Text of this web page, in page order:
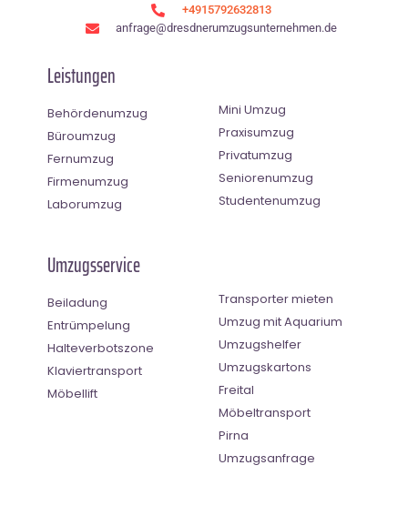
+4915792632813
anfrage@dresdnerumzugsunternehmen.de
Leistungen
Behördenumzug
Büroumzug
Fernumzug
Firmenumzug
Laborumzug
Mini Umzug
Praxisumzug
Privatumzug
Seniorenumzug
Studentenumzug
Umzugsservice
Beiladung
Entrümpelung
Halteverbotszone
Klaviertransport
Möbellift
Transporter mieten
Umzug mit Aquarium
Umzugshelfer
Umzugskartons
Freital
Möbeltransport
Pirna
Umzugsanfrage